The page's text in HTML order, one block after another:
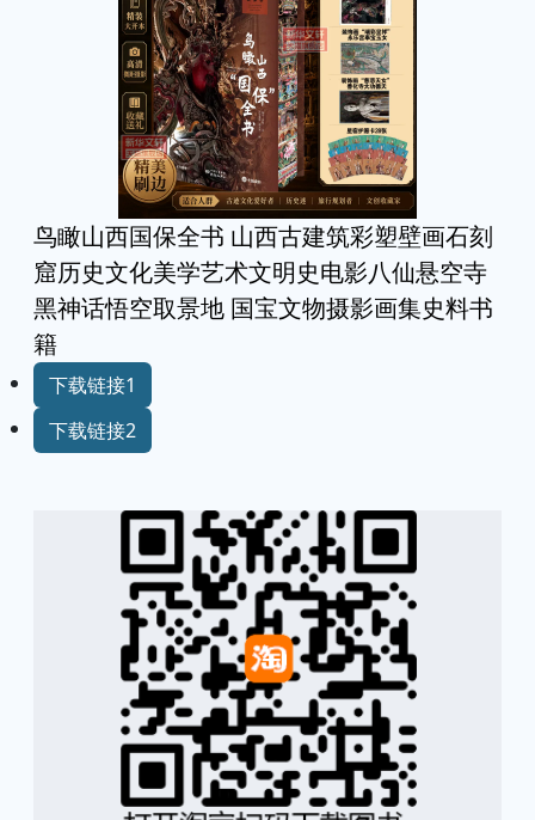
鸟瞰山西国保全书 山西古建筑彩塑壁画石刻
窟历史文化美学艺术文明史电影八仙悬空寺
黑神话悟空取景地 国宝文物摄影画集史料书
籍
下载链接1
下载链接2